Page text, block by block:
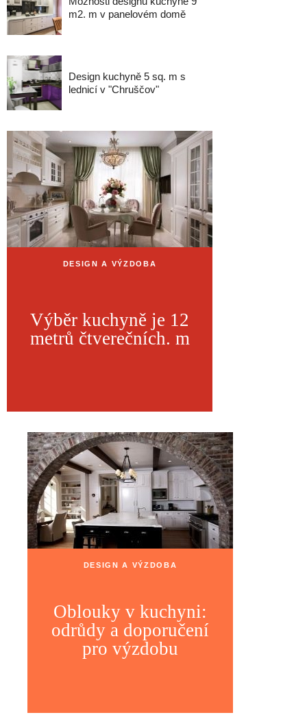
m2. m v panelovém domě
Design kuchyně 5 sq. m s
lednicí v "Chruščov"
DESIGN A VÝZDOBA
Výběr kuchyně je 12
metrů čtverečních. m
DESIGN A VÝZDOBA
Oblouky v kuchyni:
odrůdy a doporučení
pro výzdobu